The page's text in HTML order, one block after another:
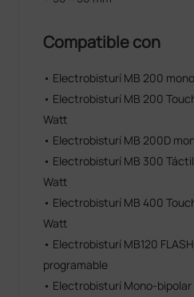
Compatible con
• Electrobisturí MB 200
• Electrobisturí MB 200
Watt
• Electrobisturí MB 200D
• Electrobisturí MB 300
Watt
• Electrobisturí MB 400
Watt
• Electrobisturí MB120
programable
• Electrobisturí Mono-bipolar